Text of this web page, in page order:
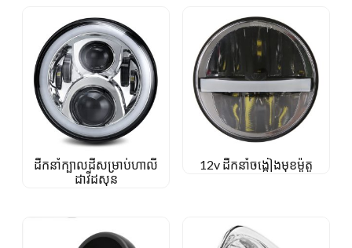
ដឹកនាំក្បាលដីសម្រាប់ហាលី
ដាវីដសុន
12v ដឹកនាំចង្កៀងមុខម៉ូតូ